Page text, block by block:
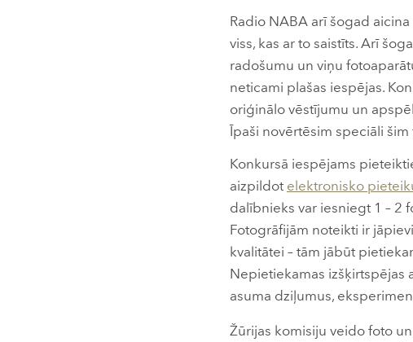
Radio NABA arī šogad
viss, kas ar to saistīts. Arī
radošumu un viņu
neticami plašas iespējas.
oriģinālo vēstījumu un
Īpaši novērtēsim speciāli
Konkursā iespējams
aizpildot elektronisko
dalībnieks var iesniegt 1 – 2
Fotogrāfijām noteikti ir
kvalitātei – tām jābūt
Nepietiekamas izšķirtspējas
asuma dziļumus,
Žūrijas komisiju veido foto